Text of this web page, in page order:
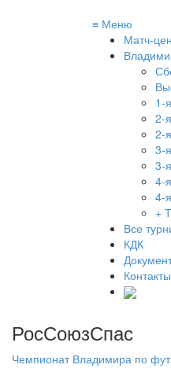
≡ Меню
Матч-
1-
2-
2-
3-
3-
4-
4-
+
Все
КДК
Контакты
РосСоюзСпас
Чемпионат Владимира по